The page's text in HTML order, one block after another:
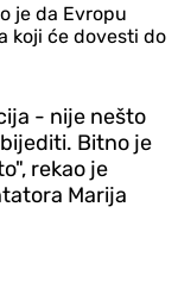
je da Evropu
koji će dovesti do
- nije nešto
Bitno je
rekao je
Marija